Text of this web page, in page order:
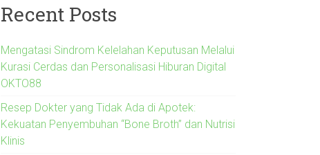
Recent Posts
Mengatasi Sindrom Kelelahan Keputusan Melalui
Kurasi Cerdas dan Personalisasi Hiburan Digital
OKTO88
Resep Dokter yang Tidak Ada di Apotek:
Kekuatan Penyembuhan “Bone Broth” dan Nutrisi
Klinis